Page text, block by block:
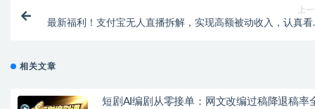
上
最新福利！支付宝无人直播拆解，实现高额被动收入，认真看
相关文章
短剧AI编剧从零接单：网文改编过稿降退稿率